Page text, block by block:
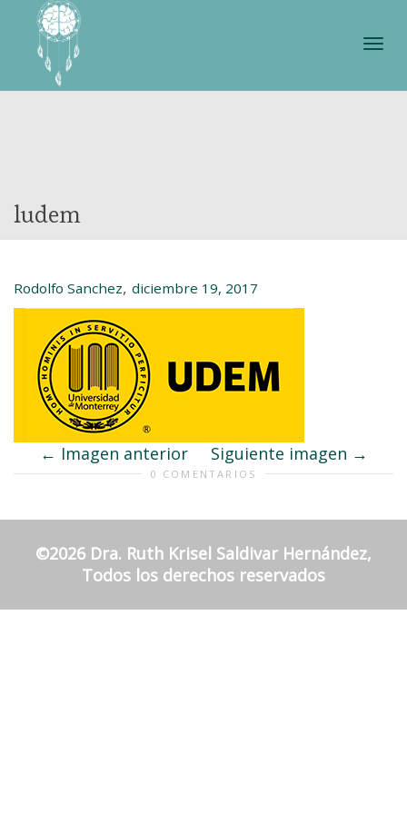
ludem
Rodolfo Sanchez, diciembre 19, 2017
Imagen anterior Siguiente imagen
0 COMENTARIOS
©2026 Dra. Ruth Krisel Saldivar Hernández,
Todos los derechos reservados